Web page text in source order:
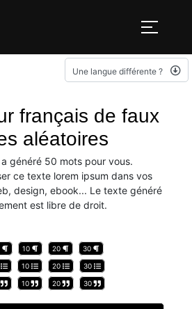
Une langue différente ?
français de faux
aléatoires
généré 50 mots pour vous.
ce texte lorem ipsum dans vos
design, ebook... Le texte généré
est libre de droit.
10 20 30
10 20 30
10 20 30